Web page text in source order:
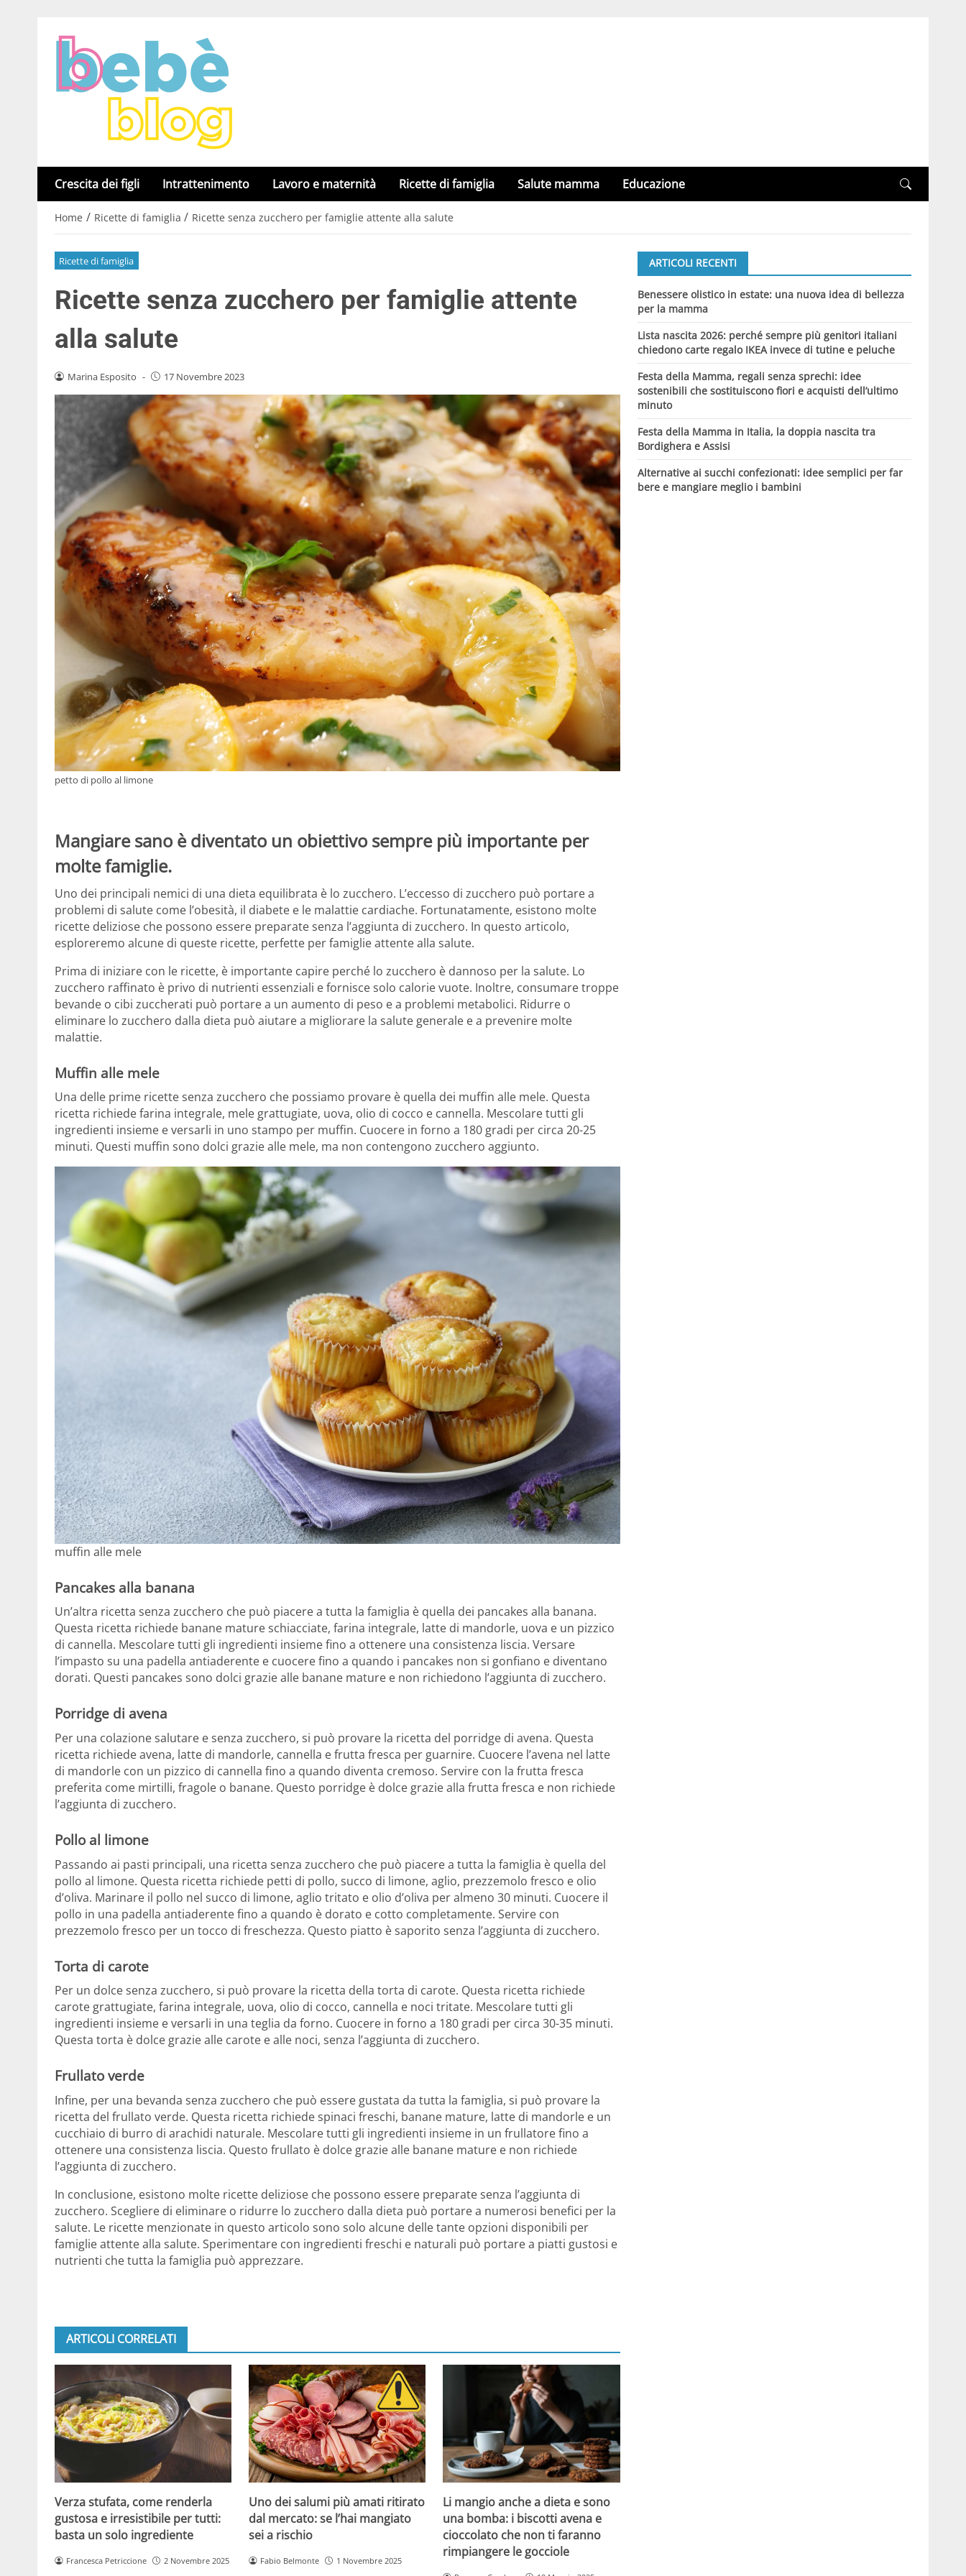
Crescita dei figli Intrattenimento Lavoro e maternità Ricette di famiglia Salute mamma Educazione
Home / Ricette di famiglia / Ricette senza zucchero per famiglie attente alla salute
Ricette di famiglia
Ricette senza zucchero per famiglie attente
alla salute
Marina Esposito - 17 Novembre 2023
petto di pollo al limone
Mangiare sano è diventato un obiettivo sempre più importante per
molte famiglie.
Uno dei principali nemici di una dieta equilibrata è lo zucchero. L’eccesso di zucchero può portare a
problemi di salute come l’obesità, il diabete e le malattie cardiache. Fortunatamente, esistono molte
ricette deliziose che possono essere preparate senza l’aggiunta di zucchero. In questo articolo,
esploreremo alcune di queste ricette, perfette per famiglie attente alla salute.
Prima di iniziare con le ricette, è importante capire perché lo zucchero è dannoso per la salute. Lo
zucchero raffinato è privo di nutrienti essenziali e fornisce solo calorie vuote. Inoltre, consumare troppe
bevande o cibi zuccherati può portare a un aumento di peso e a problemi metabolici. Ridurre o
eliminare lo zucchero dalla dieta può aiutare a migliorare la salute generale e a prevenire molte
malattie.
Muffin alle mele
Una delle prime ricette senza zucchero che possiamo provare è quella dei muffin alle mele. Questa
ricetta richiede farina integrale, mele grattugiate, uova, olio di cocco e cannella. Mescolare tutti gli
ingredienti insieme e versarli in uno stampo per muffin. Cuocere in forno a 180 gradi per circa 20-25
minuti. Questi muffin sono dolci grazie alle mele, ma non contengono zucchero aggiunto.
muffin alle mele
Pancakes alla banana
Un’altra ricetta senza zucchero che può piacere a tutta la famiglia è quella dei pancakes alla banana.
Questa ricetta richiede banane mature schiacciate, farina integrale, latte di mandorle, uova e un pizzico
di cannella. Mescolare tutti gli ingredienti insieme fino a ottenere una consistenza liscia. Versare
l’impasto su una padella antiaderente e cuocere fino a quando i pancakes non si gonfiano e diventano
dorati. Questi pancakes sono dolci grazie alle banane mature e non richiedono l’aggiunta di zucchero.
Porridge di avena
Per una colazione salutare e senza zucchero, si può provare la ricetta del porridge di avena. Questa
ricetta richiede avena, latte di mandorle, cannella e frutta fresca per guarnire. Cuocere l’avena nel latte
di mandorle con un pizzico di cannella fino a quando diventa cremoso. Servire con la frutta fresca
preferita come mirtilli, fragole o banane. Questo porridge è dolce grazie alla frutta fresca e non richiede
l’aggiunta di zucchero.
Pollo al limone
Passando ai pasti principali, una ricetta senza zucchero che può piacere a tutta la famiglia è quella del
pollo al limone. Questa ricetta richiede petti di pollo, succo di limone, aglio, prezzemolo fresco e olio
d’oliva. Marinare il pollo nel succo di limone, aglio tritato e olio d’oliva per almeno 30 minuti. Cuocere il
pollo in una padella antiaderente fino a quando è dorato e cotto completamente. Servire con
prezzemolo fresco per un tocco di freschezza. Questo piatto è saporito senza l’aggiunta di zucchero.
Torta di carote
Per un dolce senza zucchero, si può provare la ricetta della torta di carote. Questa ricetta richiede
carote grattugiate, farina integrale, uova, olio di cocco, cannella e noci tritate. Mescolare tutti gli
ingredienti insieme e versarli in una teglia da forno. Cuocere in forno a 180 gradi per circa 30-35 minuti.
Questa torta è dolce grazie alle carote e alle noci, senza l’aggiunta di zucchero.
Frullato verde
Infine, per una bevanda senza zucchero che può essere gustata da tutta la famiglia, si può provare la
ricetta del frullato verde. Questa ricetta richiede spinaci freschi, banane mature, latte di mandorle e un
cucchiaio di burro di arachidi naturale. Mescolare tutti gli ingredienti insieme in un frullatore fino a
ottenere una consistenza liscia. Questo frullato è dolce grazie alle banane mature e non richiede
l’aggiunta di zucchero.
In conclusione, esistono molte ricette deliziose che possono essere preparate senza l’aggiunta di
zucchero. Scegliere di eliminare o ridurre lo zucchero dalla dieta può portare a numerosi benefici per la
salute. Le ricette menzionate in questo articolo sono solo alcune delle tante opzioni disponibili per
famiglie attente alla salute. Sperimentare con ingredienti freschi e naturali può portare a piatti gustosi e
nutrienti che tutta la famiglia può apprezzare.
ARTICOLI CORRELATI
Verza stufata, come renderla
gustosa e irresistibile per tutti:
basta un solo ingrediente
Francesca Petriccione 2 Novembre 2025
Uno dei salumi più amati ritirato
dal mercato: se l’hai mangiato
sei a rischio
Fabio Belmonte 1 Novembre 2025
Li mangio anche a dieta e sono
una bomba: i biscotti avena e
cioccolato che non ti faranno
rimpiangere le gocciole
ARTICOLI RECENTI
Benessere olistico in estate: una nuova idea di bellezza
per la mamma
Lista nascita 2026: perché sempre più genitori italiani
chiedono carte regalo IKEA invece di tutine e peluche
Festa della Mamma, regali senza sprechi: idee
sostenibili che sostituiscono fiori e acquisti dell’ultimo
minuto
Festa della Mamma in Italia, la doppia nascita tra
Bordighera e Assisi
Alternative ai succhi confezionati: idee semplici per far
bere e mangiare meglio i bambini